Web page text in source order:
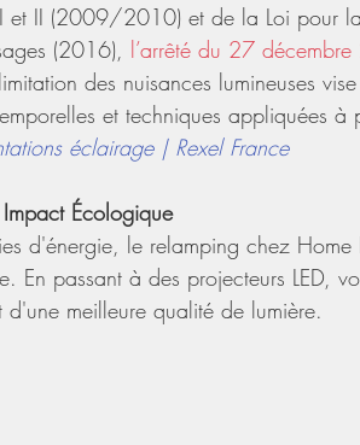
et II (2009/2010) et de la Loi pour
(2016), l’arrêté du 27
des nuisances lumineuses
et techniques appliquées
éclairage | Rexel France
Écologique
d'énergie, le relamping chez
En passant à des projecteurs LED,
meilleure qualité de lumière.